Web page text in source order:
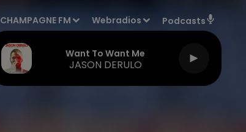
CHAMPAGNE FM Webradios Podcasts
Want To Want Me
JASON DERULO